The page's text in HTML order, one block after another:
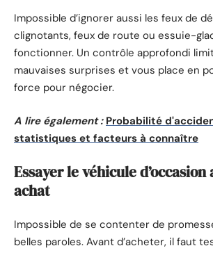
Impossible d’ignorer aussi les feux de
clignotants, feux de route ou essuie-
fonctionner. Un contrôle approfondi
mauvaises surprises et vous place en
force pour négocier.
A lire également : Probabilité
statistiques et facteurs à connaître
Essayer le véhicule d’occasion
achat
Impossible de se contenter de
belles paroles. Avant d’acheter, il faut